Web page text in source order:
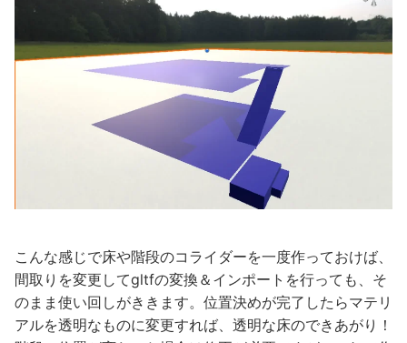
こんな感じで床や階段のコライダーを一度作っておけば、
間取りを変更してgltfの変換＆インポートを行っても、そ
のまま使い回しがききます。位置決めが完了したらマテリ
アルを透明なものに変更すれば、透明な床のできあがり！